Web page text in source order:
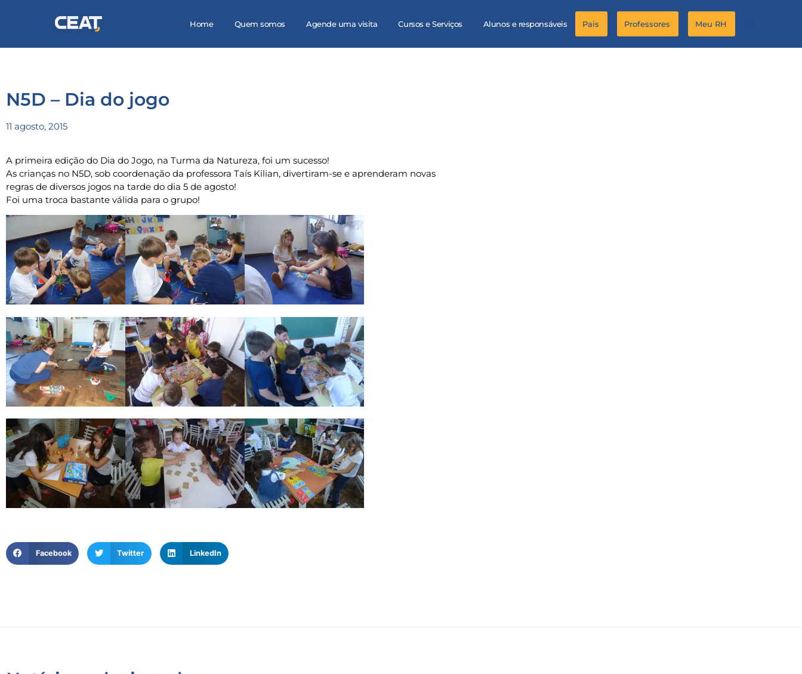
Home Quem somos Agende uma visita Cursos e Serviços Alunos e responsáveis Pais Professores Meu RH
N5D – Dia do jogo
11 agosto, 2015
A primeira edição do Dia do Jogo, na Turma da Natureza, foi um sucesso!
As crianças no N5D, sob coordenação da professora Taís Kilian, divertiram-se e aprenderam novas
regras de diversos jogos na tarde do dia 5 de agosto!
Foi uma troca bastante válida para o grupo!
Facebook Twitter LinkedIn